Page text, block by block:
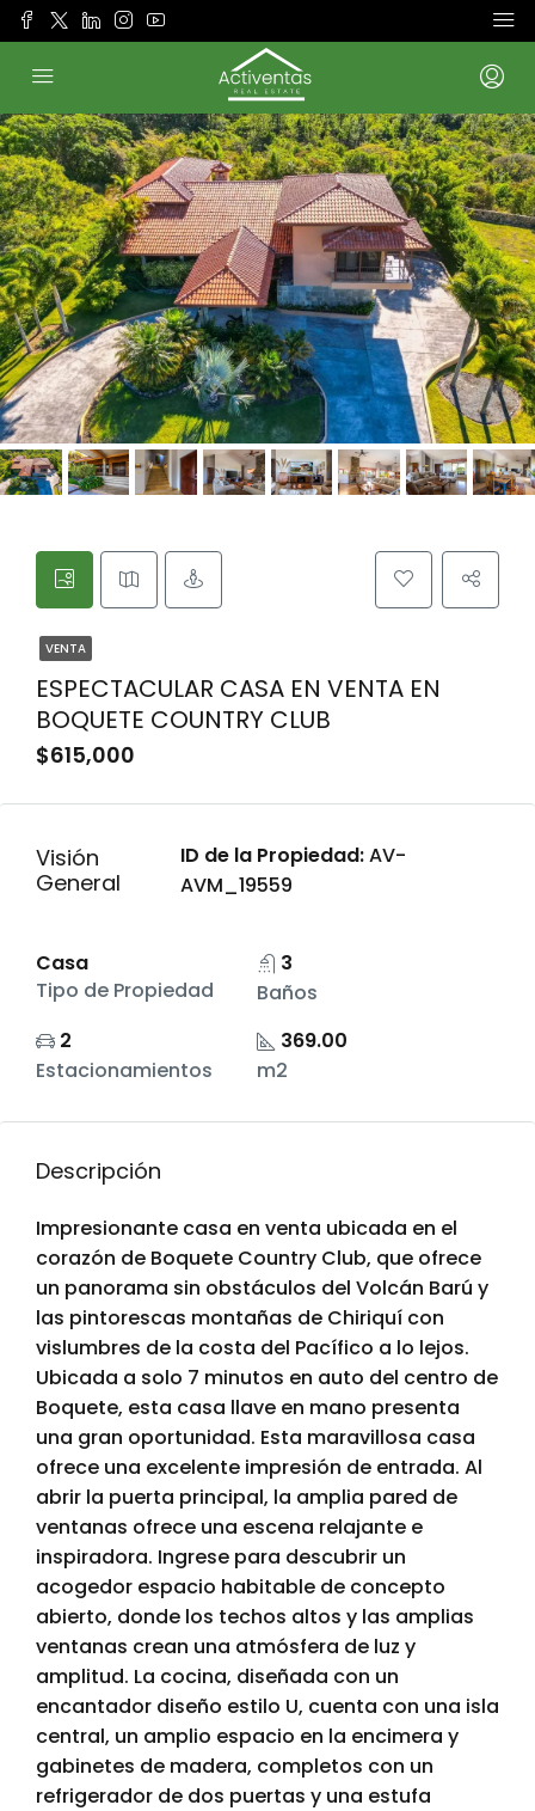
VENTA
ESPECTACULAR CASA EN VENTA EN
BOQUETE COUNTRY CLUB
$615,000
Visión
General
ID de la Propiedad:AV-
AVM_19559
Casa
Tipo de Propiedad
3
Baños
2
Estacionamientos
369.00
m2
Descripción
Impresionante casa en venta ubicada en el
corazón de Boquete Country Club, que ofrece
un panorama sin obstáculos del Volcán Barú y
las pintorescas montañas de Chiriquí con
vislumbres de la costa del Pacífico a lo lejos.
Ubicada a solo 7 minutos en auto del centro de
Boquete, esta casa llave en mano presenta
una gran oportunidad. Esta maravillosa casa
ofrece una excelente impresión de entrada. Al
abrir la puerta principal, la amplia pared de
ventanas ofrece una escena relajante e
inspiradora. Ingrese para descubrir un
acogedor espacio habitable de concepto
abierto, donde los techos altos y las amplias
ventanas crean una atmósfera de luz y
amplitud. La cocina, diseñada con un
encantador diseño estilo U, cuenta con una isla
central, un amplio espacio en la encimera y
gabinetes de madera, completos con un
refrigerador de dos puertas y una estufa